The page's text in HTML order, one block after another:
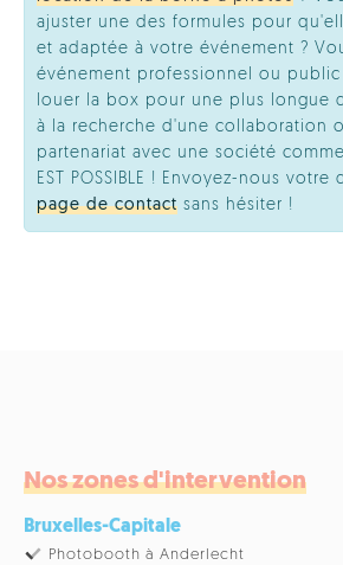
ajuster une des formules pour
et adaptée à votre événement ?
événement professionnel ou public
louer la box pour une plus longue
à la recherche d'une collaboration
partenariat avec une société
EST POSSIBLE ! Envoyez-nous
page de contact sans hésiter !
Nos zones d'intervention
Bruxelles-Capitale
Photobooth à Anderlecht